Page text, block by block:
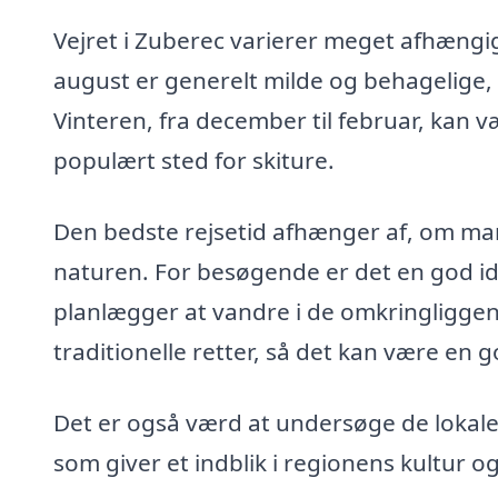
Vejret i Zuberec varierer meget
august er generelt milde og
Vinteren, fra december til februar, kan
populært sted for skiture.
Den bedste rejsetid afhænger af, om
naturen. For besøgende er det en god
planlægger at vandre i de
traditionelle retter, så det kan være en
Det er også værd at undersøge de
som giver et indblik i regionens kultur